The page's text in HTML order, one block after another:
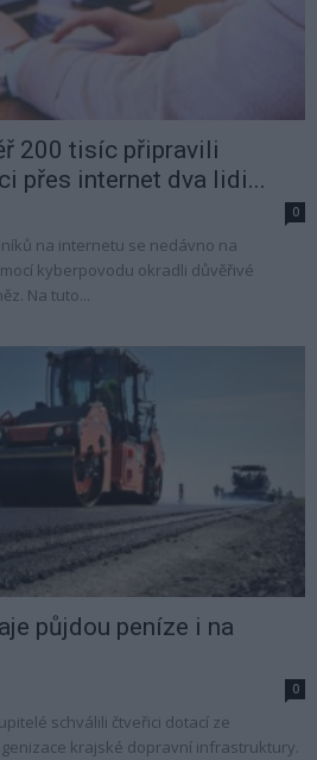
200 tisíc připravili
přes internet dva lidi...
0
na internetu se nedávno na
kyberpovodu okradli důvěřivé
Na tuto...
půjdou peníze i na
0
schválili čtveřici dotací ze
krajské dopravní infrastruktury.